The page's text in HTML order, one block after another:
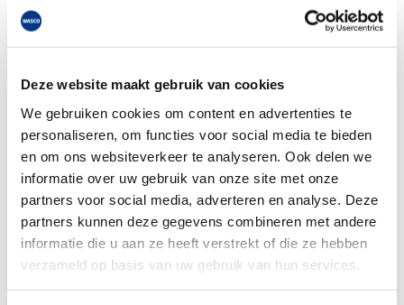
Deze website maakt gebruik van cookies
We gebruiken cookies om content en advertenties te
personaliseren, om functies voor social media te bieden
en om ons websiteverkeer te analyseren. Ook delen we
informatie over uw gebruik van onze site met onze
partners voor social media, adverteren en analyse. Deze
partners kunnen deze gegevens combineren met andere
informatie die u aan ze heeft verstrekt of die ze hebben
verzameld op basis van uw gebruik van hun services.